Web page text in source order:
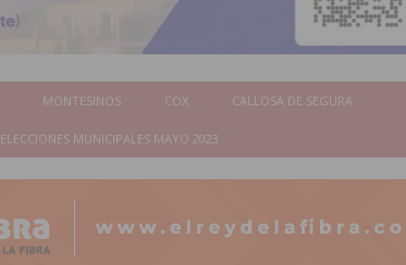
MONTESINOS COX CALLOSA DE SEGURA
ELECCIONES MUNICIPALES MAYO 2023